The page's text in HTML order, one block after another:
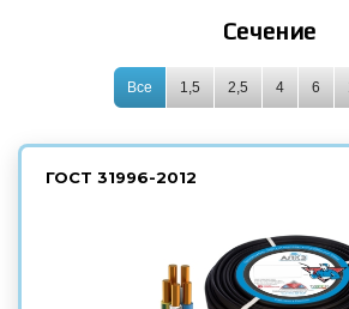
Сечение
Все 1,5 2,5 4 6
ГОСТ 31996-2012